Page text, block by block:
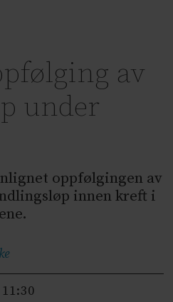
av
under
oppfølgingen av
innen kreft i
11:30